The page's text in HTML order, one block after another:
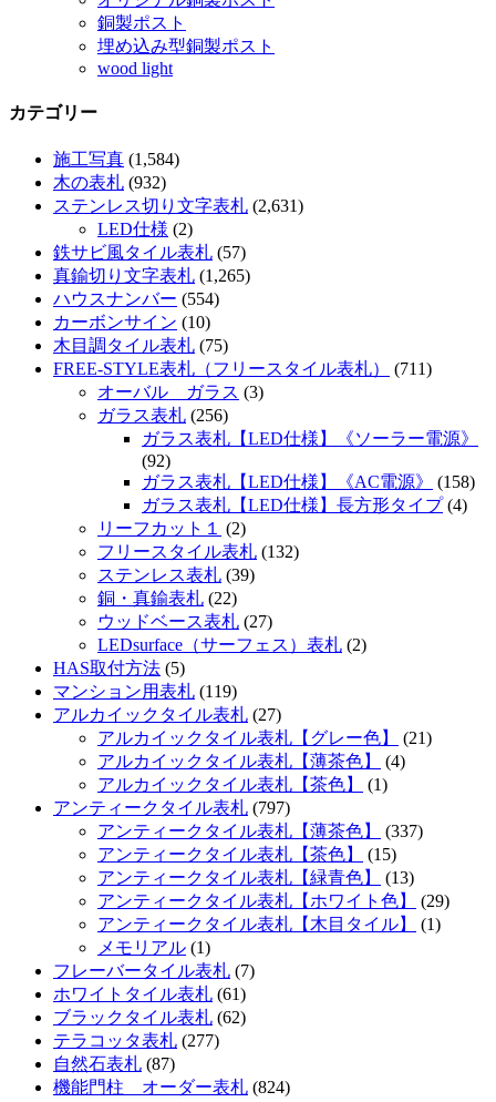
銅製ポスト
埋め込み型銅製ポスト
wood light
カテゴリー
施工写真 (1,584)
木の表札 (932)
ステンレス切り文字表札 (2,631)
LED仕様 (2)
鉄サビ風タイル表札 (57)
真鍮切り文字表札 (1,265)
ハウスナンバー (554)
カーボンサイン (10)
木目調タイル表札 (75)
FREE-STYLE表札（フリースタイル表札）
(711)
オーバル ガラス (3)
ガラス表札 (256)
ガラス表札【LED仕様】《ソーラー電源》
(92)
ガラス表札【LED仕様】《AC電源》
(158)
ガラス表札【LED仕様】長方形タイプ(4)
リーフカット１
(2)
フリースタイル表札 (132)
ステンレス表札 (39)
銅・真鍮表札 (22)
ウッドベース表札 (27)
LEDsurface（サーフェス）表札 (2)
HAS取付方法 (5)
マンション用表札 (119)
アルカイックタイル表札 (27)
アルカイックタイル表札【グレー色】
(21)
アルカイックタイル表札【薄茶色】
(4)
アルカイックタイル表札【茶色】
(1)
アンティークタイル表札 (797)
アンティークタイル表札【薄茶色】
(337)
アンティークタイル表札【茶色】
(15)
アンティークタイル表札【緑青色】
(13)
アンティークタイル表札【ホワイト色】
(29)
アンティークタイル表札【木目タイル】
(1)
メモリアル (1)
フレーバータイル表札 (7)
ホワイトタイル表札 (61)
ブラックタイル表札 (62)
テラコッタ表札 (277)
自然石表札 (87)
機能門柱 オーダー表札 (824)